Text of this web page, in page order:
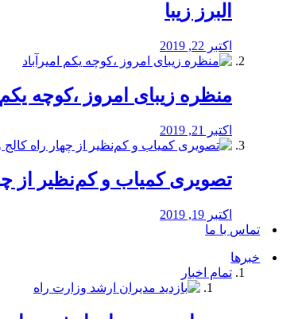
البرز زیبا
اکتبر 22, 2019
منظره‌‌ زیبای امروز ،کوچه یکم
اکتبر 21, 2019
️تصویری کمیاب و کم‌نظیر از چهار
اکتبر 19, 2019
تماس با ما
خبرها
تمام اخبار